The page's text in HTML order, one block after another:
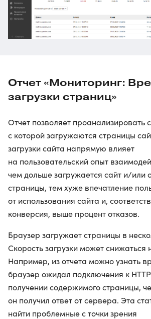
Отчет «Мониторинг:
загрузки страниц»
Отчет позволяет проанализировать
с которой загружаются страницы
загрузки сайта напрямую влияет
на пользовательский опыт
чем дольше загружается сайт и/или
страницы, тем хуже впечатление
от использования сайта и,
конверсия, выше процент отказов.
Браузер загружает страницы в
Скорость загрузки может снижаться
Например, из отчета можно узнать
браузер ожидал подключения к
получении содержимого страницы,
он получил ответ от сервера. Эта
найти проблемные с точки зрения